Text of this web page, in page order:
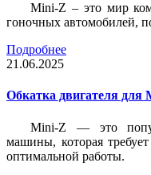
Mini-Z – это мир
гоночных автомобилей,
Подробнее
21.06.2025
Обкатка двигателя для
Mini-Z — это
машины, которая
оптимальной работы.